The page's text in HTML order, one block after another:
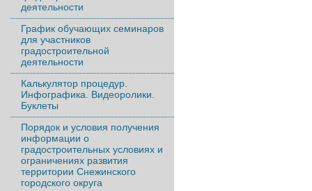
деятельности
График обучающих семинаров
для участников
градостроительной
деятельности
Калькулятор процедур.
Инфографика. Видеоролики.
Буклеты
Порядок и условия получения
информации о
градостроительных условиях и
ограничениях развития
территории Снежинского
городского округа